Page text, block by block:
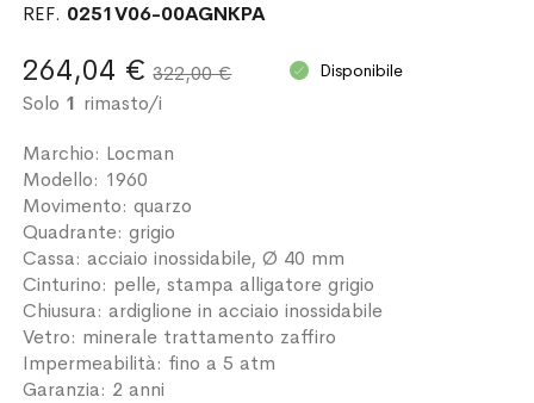
REF. 0251V06-00AGNKPA
Solo 1 rimasto/i
264,04 € 322,00 € Disponibile
Marchio: Locman
Modello: 1960
Movimento: quarzo
Quadrante: grigio
Cassa: acciaio inossidabile, Ø 40 mm
Cinturino: pelle, stampa alligatore grigio
Chiusura: ardiglione in acciaio inossidabile
Vetro: minerale trattamento zaffiro
Impermeabilità: fino a 5 atm
Garanzia: 2 anni